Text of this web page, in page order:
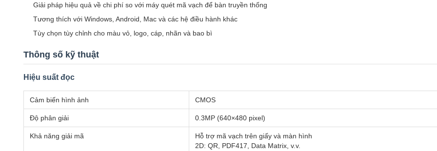
Giải pháp hiệu quả về chi phí so với máy quét mã vạch để bàn truyền thống
Tương thích với Windows, Android, Mac và các hệ điều hành khác
Tùy chọn tùy chỉnh cho màu vỏ, logo, cáp, nhãn và bao bì
Thông số kỹ thuật
Hiệu suất đọc
Cảm biến hình ảnh CMOS
Độ phân giải 0.3MP (640×480 pixel)
Khả năng giải mã
Hỗ trợ mã vạch trên giấy và màn hình
2D: QR, PDF417, Data Matrix, v.v.